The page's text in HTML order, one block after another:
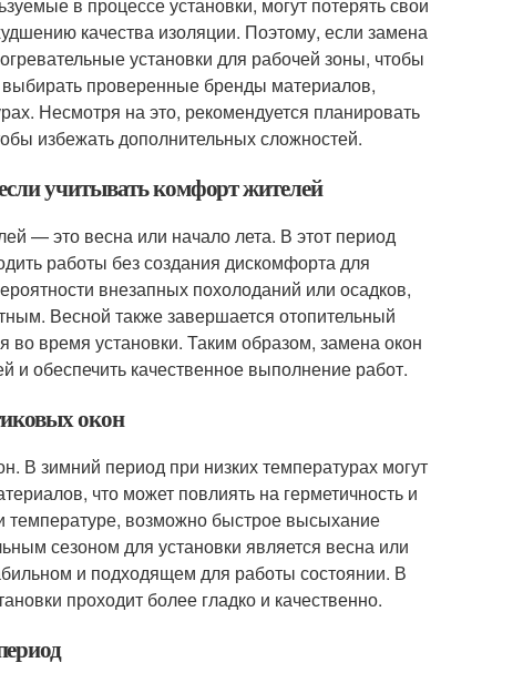
качества изоляции. Поэтому, если замена
установки для рабочей зоны, чтобы
проверенные бренды материалов,
Несмотря на это, рекомендуется планировать
избежать дополнительных сложностей.
учитывать комфорт жителей
— это весна или начало лета. В этот период
работы без создания дискомфорта для
внезапных похолоданий или осадков,
Весной также завершается отопительный
время установки. Таким образом, замена окон
и обеспечить качественное выполнение работ.
окон
В зимний период при низких температурах могут
что может повлиять на герметичность и
температуре, возможно быстрое высыхание
сезоном для установки является весна или
и подходящем для работы состоянии. В
проходит более гладко и качественно.